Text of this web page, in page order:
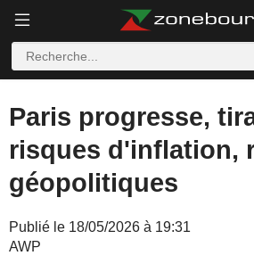
Paris progresse,
risques d'inflation,
géopolitiques
Publié le 18/05/2026 à 19:31
AWP